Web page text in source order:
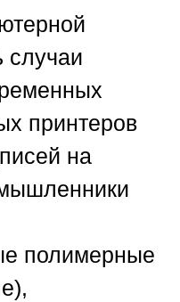
случаи
принтеров
на
полимерные